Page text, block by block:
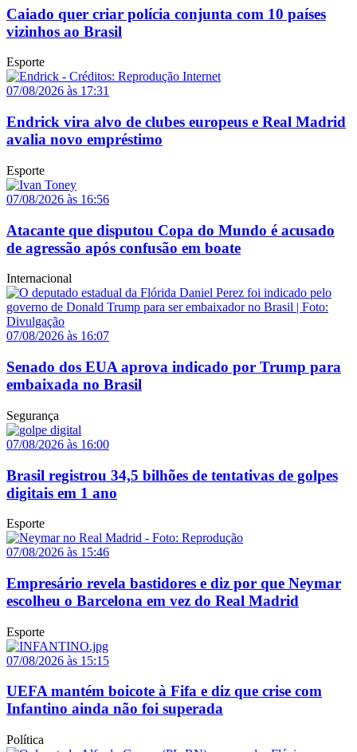
Caiado quer criar polícia conjunta com 10 países
vizinhos ao Brasil
Esporte
07/08/2026 às 17:31
Endrick vira alvo de clubes europeus e Real Madrid
avalia novo empréstimo
Esporte
07/08/2026 às 16:56
Atacante que disputou Copa do Mundo é acusado
de agressão após confusão em boate
Internacional
07/08/2026 às 16:07
Senado dos EUA aprova indicado por Trump para
embaixada no Brasil
Segurança
07/08/2026 às 16:00
Brasil registrou 34,5 bilhões de tentativas de golpes
digitais em 1 ano
Esporte
07/08/2026 às 15:46
Empresário revela bastidores e diz por que Neymar
escolheu o Barcelona em vez do Real Madrid
Esporte
07/08/2026 às 15:15
UEFA mantém boicote à Fifa e diz que crise com
Infantino ainda não foi superada
Política